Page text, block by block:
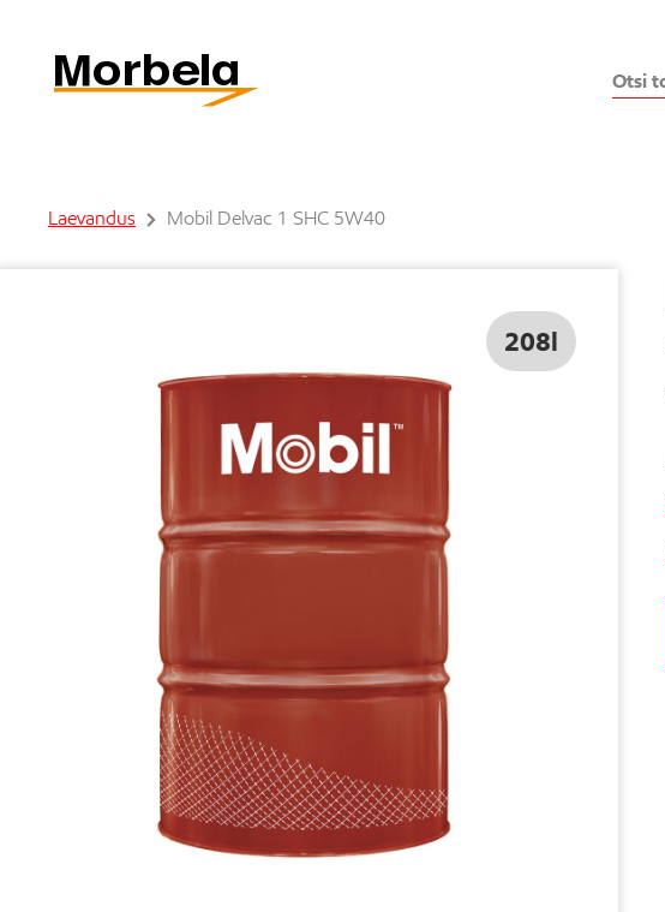
Laevandus Mobil Delvac 1 SHC 5W40
208l